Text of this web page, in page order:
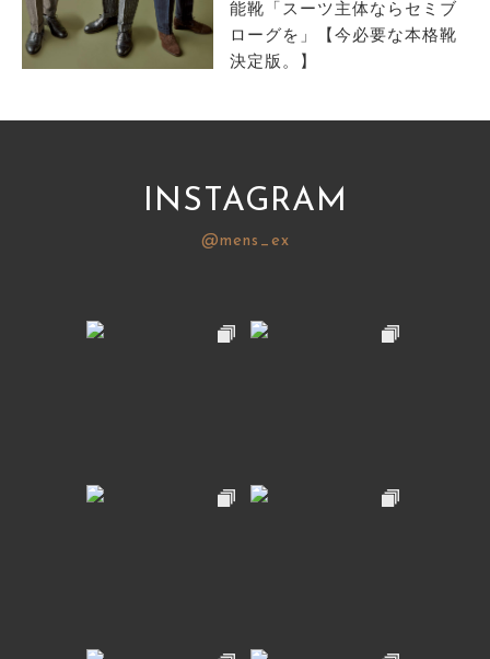
能靴「スーツ主体ならセミブ
ローグを」【今必要な本格靴
決定版。】
INSTAGRAM
@mens_ex